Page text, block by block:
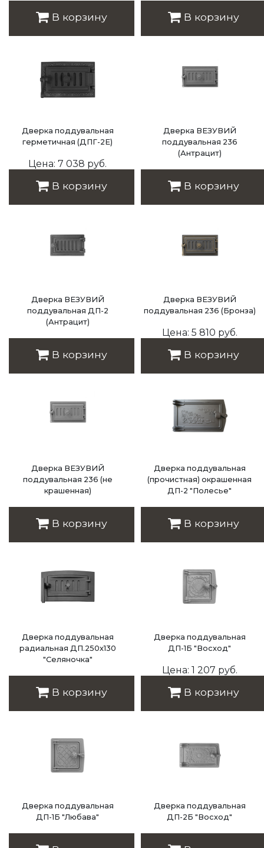
В корзину В корзину
Дверка поддувальная
герметичная (ДПГ-2Е)
Цена: 7 038 руб.
В корзину
Дверка ВЕЗУВИЙ
поддувальная 236
(Антрацит)
В корзину
Дверка ВЕЗУВИЙ
поддувальная ДП-2
(Антрацит)
В корзину
Дверка ВЕЗУВИЙ
поддувальная 236 (Бронза)
Цена: 5 810 руб.
В корзину
Дверка ВЕЗУВИЙ
поддувальная 236 (не
крашенная)
В корзину
Дверка поддувальная
(прочистная) окрашенная
ДП-2 "Полесье"
В корзину
Дверка поддувальная
радиальная ДП.250х130
"Селяночка"
В корзину
Дверка поддувальная
ДП-1Б "Восход"
Цена: 1 207 руб.
В корзину
Дверка поддувальная
ДП-1Б "Любава"
Дверка поддувальная
ДП-2Б "Восход"